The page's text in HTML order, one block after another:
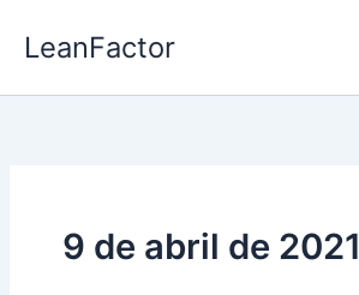
LeanFactor
9 de abril de 2021